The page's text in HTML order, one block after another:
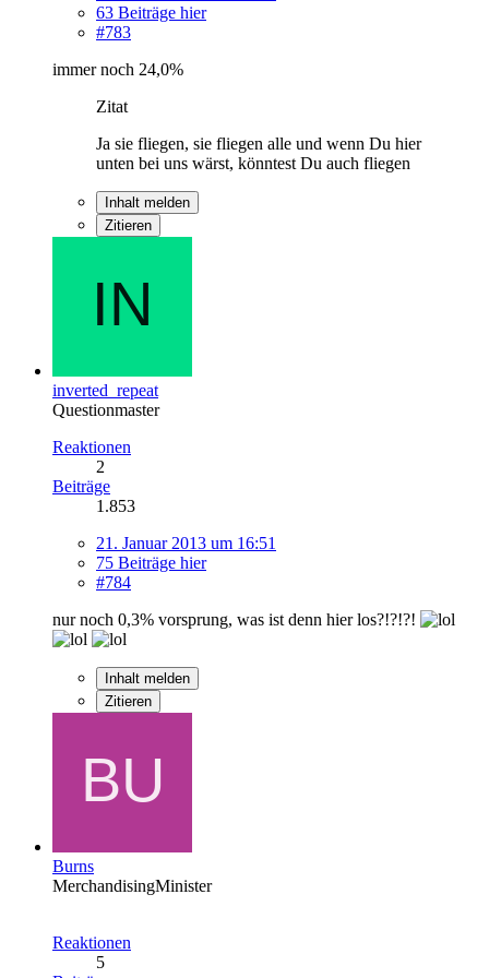
63 Beiträge hier
#783
immer noch 24,0%
Zitat
Ja sie fliegen, sie fliegen alle und wenn Du hier
unten bei uns wärst, könntest Du auch fliegen
Inhalt melden
Zitieren
inverted_repeat
Questionmaster
Reaktionen
2
Beiträge
1.853
21. Januar 2013 um 16:51
75 Beiträge hier
#784
nur noch 0,3% vorsprung, was ist denn hier los?!?!?!
Inhalt melden
Zitieren
Burns
MerchandisingMinister
Reaktionen
5